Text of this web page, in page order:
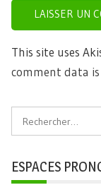
This site uses
comment data is
Rechercher :
ESPACES